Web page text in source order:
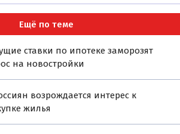
Ещё по теме
ставки по ипотеке заморозят
на новостройки
возрождается интерес к
жилья